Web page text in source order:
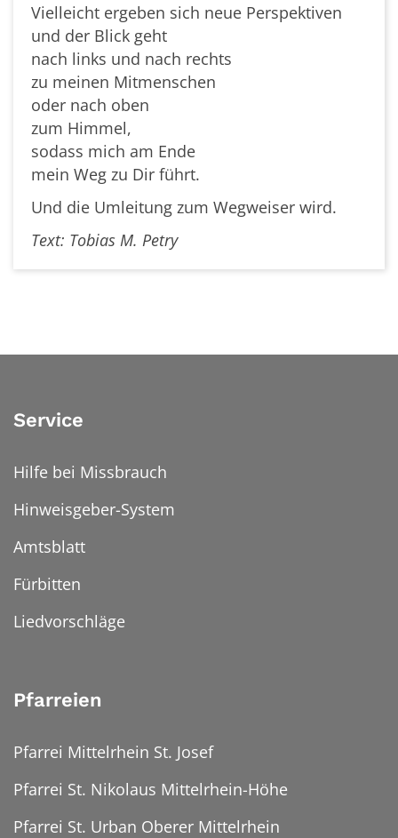
Vielleicht ergeben sich neue Perspektiven
und der Blick geht
nach links und nach rechts
zu meinen Mitmenschen
oder nach oben
zum Himmel,
sodass mich am Ende
mein Weg zu Dir führt.
Und die Umleitung zum Wegweiser wird.
Text: Tobias M. Petry
Service
Hilfe bei Missbrauch
Hinweisgeber-System
Amtsblatt
Fürbitten
Liedvorschläge
Pfarreien
Pfarrei Mittelrhein St. Josef
Pfarrei St. Nikolaus Mittelrhein-Höhe
Pfarrei St. Urban Oberer Mittelrhein